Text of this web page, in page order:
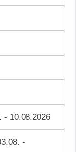
- 10.08.2026
-